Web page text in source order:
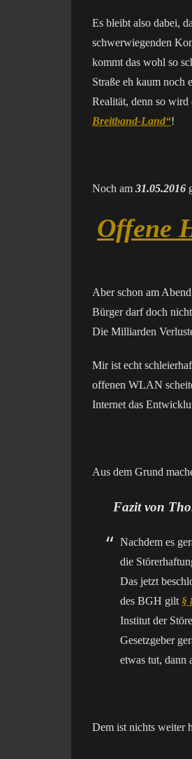
Es bleibt also dabei,
schwerwiegenden
kommt das wohl so
Straße eh kaum noch
Realität, denn so wird
Breitband-Land“!
Noch am 31.05.2016
Offene
Aber schon am
Bürger darf doch
Die Milliarden
Mir ist echt
offenen WLAN
Internet das
Aus dem Grund
Fazit von
Nachdem es
die
Das jetzt
des BGH gilt §
Institut der
Gesetzgeber
etwas tut, dann
Dem ist nichts weiter